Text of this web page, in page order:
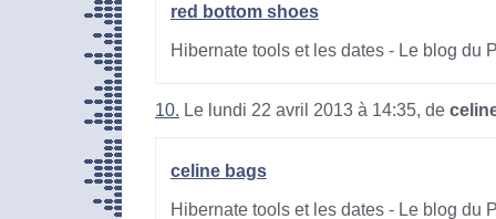
red bottom shoes
Hibernate tools et les dates - Le blog du
10. Le lundi 22 avril 2013 à 14:35, de
celine bags
Hibernate tools et les dates - Le blog du